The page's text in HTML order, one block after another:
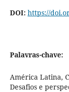
DOI: https://
Palavras-chave:
América Latina,
Desafios e